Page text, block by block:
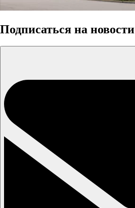
Подписаться на новости